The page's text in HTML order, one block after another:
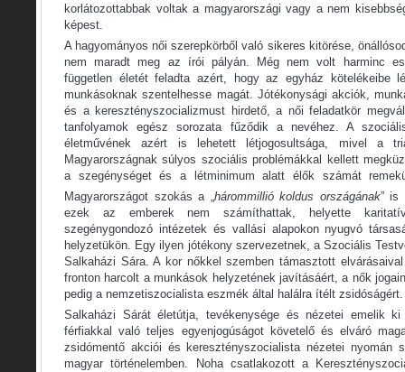
korlátozottabbak voltak a magyarországi vagy a nem
képest.
A hagyományos női szerepkörből való sikeres kitörése,
nem maradt meg az írói pályán. Még nem volt harminc
független életét feladta azért, hogy az egyház kötelékeibe
munkásoknak szentelhesse magát. Jótékonysági akciók,
és a keresztényszocializmust hirdető, a női feladatkör
tanfolyamok egész sorozata fűződik a nevéhez. A
életművének azért is lehetett létjogosultsága, mivel a
Magyarországnak súlyos szociális problémákkal kellett
a szegénységet és a létminimum alatt élők számát
Magyarországot szokás a „hárommillió koldus országának” is
ezek az emberek nem számíthattak, helyette
szegénygondozó intézetek és vallási alapokon nyugvó
helyzetükön. Egy ilyen jótékony szervezetnek, a Szociális
Salkaházi Sára. A kor nőkkel szemben támasztott
fronton harcolt a munkások helyzetének javításáért, a nők
pedig a nemzetiszocialista eszmék által halálra ítélt zsidóságért.
Salkaházi Sárát életútja, tevékenysége és nézetei emelik
férfiakkal való teljes egyenjogúságot követelő és elváró
zsidómentő akciói és keresztényszocialista nézetei nyomán
magyar történelemben. Noha csatlakozott a